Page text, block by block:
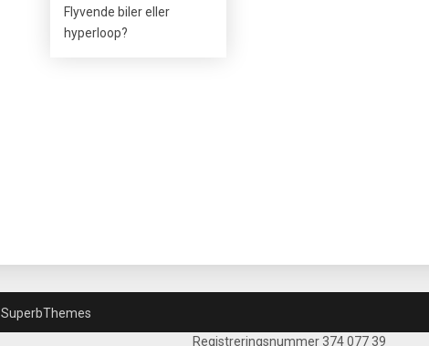
Flyvende biler eller
hyperloop?
SuperbThemes
Registreringsnummer 374 077 39